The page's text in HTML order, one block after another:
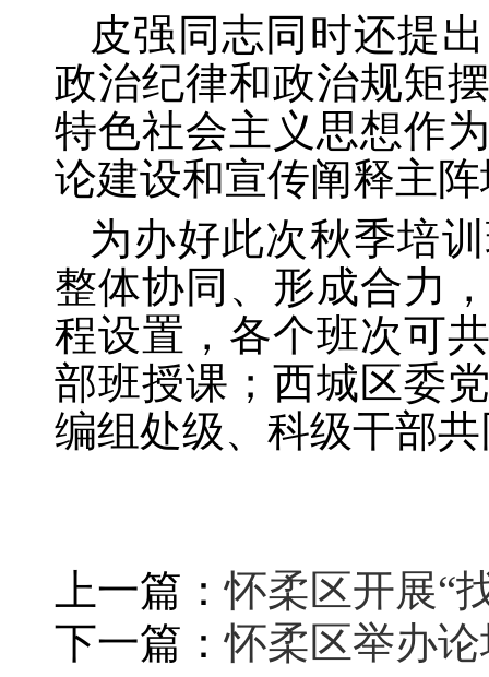
皮强同志同时还提
政治纪律和政治规矩
特色社会主义思想作
论建设和宣传阐释主
为办好此次秋季培
整体协同、形成合力
程设置，各个班次可
部班授课；西城区委
编组处级、科级干部
上一篇：怀柔区开展“
下一篇：怀柔区举办